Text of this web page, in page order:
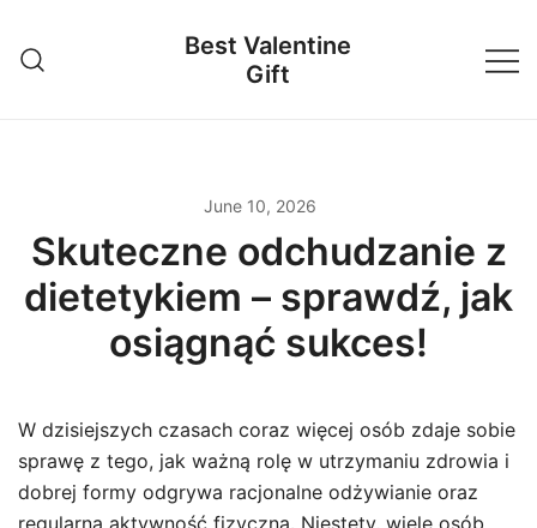
content
Best Valentine
Gift
June 10, 2026
Skuteczne odchudzanie z
dietetykiem – sprawdź, jak
osiągnąć sukces!
W dzisiejszych czasach coraz więcej osób zdaje sobie
sprawę z tego, jak ważną rolę w utrzymaniu zdrowia i
dobrej formy odgrywa racjonalne odżywianie oraz
regularna aktywność fizyczna. Niestety, wiele osób